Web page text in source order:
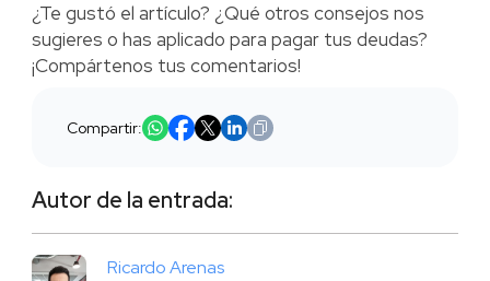
¿Te gustó el artículo? ¿Qué otros consejos nos
sugieres o has aplicado para pagar tus deudas?
¡Compártenos tus comentarios!
Compartir:
Autor de la entrada:
Ricardo Arenas